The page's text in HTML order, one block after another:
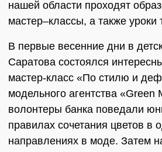
нашей области проходят
мастер–классы, а также уроки
В первые весенние дни в
Саратова состоялся
мастер-класс «По стилю и
модельного агентства «Green
волонтеры банка поведали
правилах сочетания цветов в
направлениях в моде. Затем